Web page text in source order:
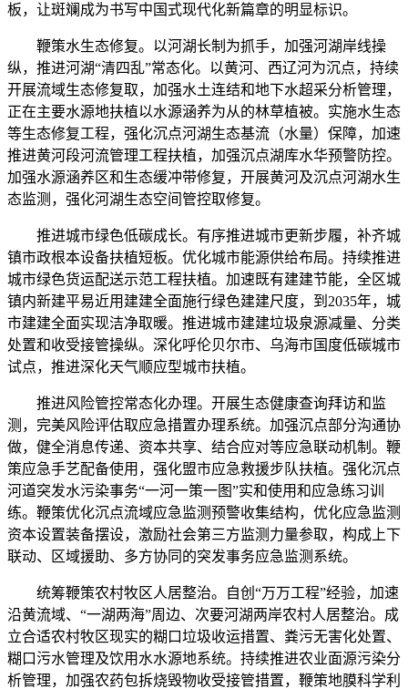
板，让斑斓成为书写中国式现代化新篇章的明显标识。
鞭策水生态修复。以河湖长制为抓手，加强河湖岸线操
纵，推进河湖“清四乱”常态化。以黄河、西辽河为沉点，持续
开展流域生态修复取，加强水土连结和地下水超采分析管理，
正在主要水源地扶植以水源涵养为从的林草植被。实施水生态
等生态修复工程，强化沉点河湖生态基流（水量）保障，加速
推进黄河段河流管理工程扶植，加强沉点湖库水华预警防控。
加强水源涵养区和生态缓冲带修复，开展黄河及沉点河湖水生
态监测，强化河湖生态空间管控取修复。
推进城市绿色低碳成长。有序推进城市更新步履，补齐城
镇市政根本设备扶植短板。优化城市能源供给布局。持续推进
城市绿色货运配送示范工程扶植。加速既有建建节能，全区城
镇内新建平易近用建建全面施行绿色建建尺度，到2035年，城
市建建全面实现洁净取暖。推进城市建建垃圾泉源减量、分类
处置和收受接管操纵。深化呼伦贝尔市、乌海市国度低碳城市
试点，推进深化天气顺应型城市扶植。
推进风险管控常态化办理。开展生态健康查询拜访和监
测，完美风险评估取应急措置办理系统。加强沉点部分沟通协
做，健全消息传递、资本共享、结合应对等应急联动机制。鞭
策应急手艺配备使用，强化盟市应急救援步队扶植。强化沉点
河道突发水污染事务“一河一策一图”实和使用和应急练习训
练。鞭策优化沉点流域应急监测预警收集结构，优化应急监测
资本设置装备摆设，激励社会第三方监测力量参取，构成上下
联动、区域援助、多方协同的突发事务应急监测系统。
统筹鞭策农村牧区人居整治。自创“万万工程”经验，加速
沿黄流域、“一湖两海”周边、次要河湖两岸农村人居整治。成
立合适农村牧区现实的糊口垃圾收运措置、粪污无害化处置、
糊口污水管理及饮用水水源地系统。持续推进农业面源污染分
析管理，加强农药包拆烧毁物收受接管措置，鞭策地膜科学利